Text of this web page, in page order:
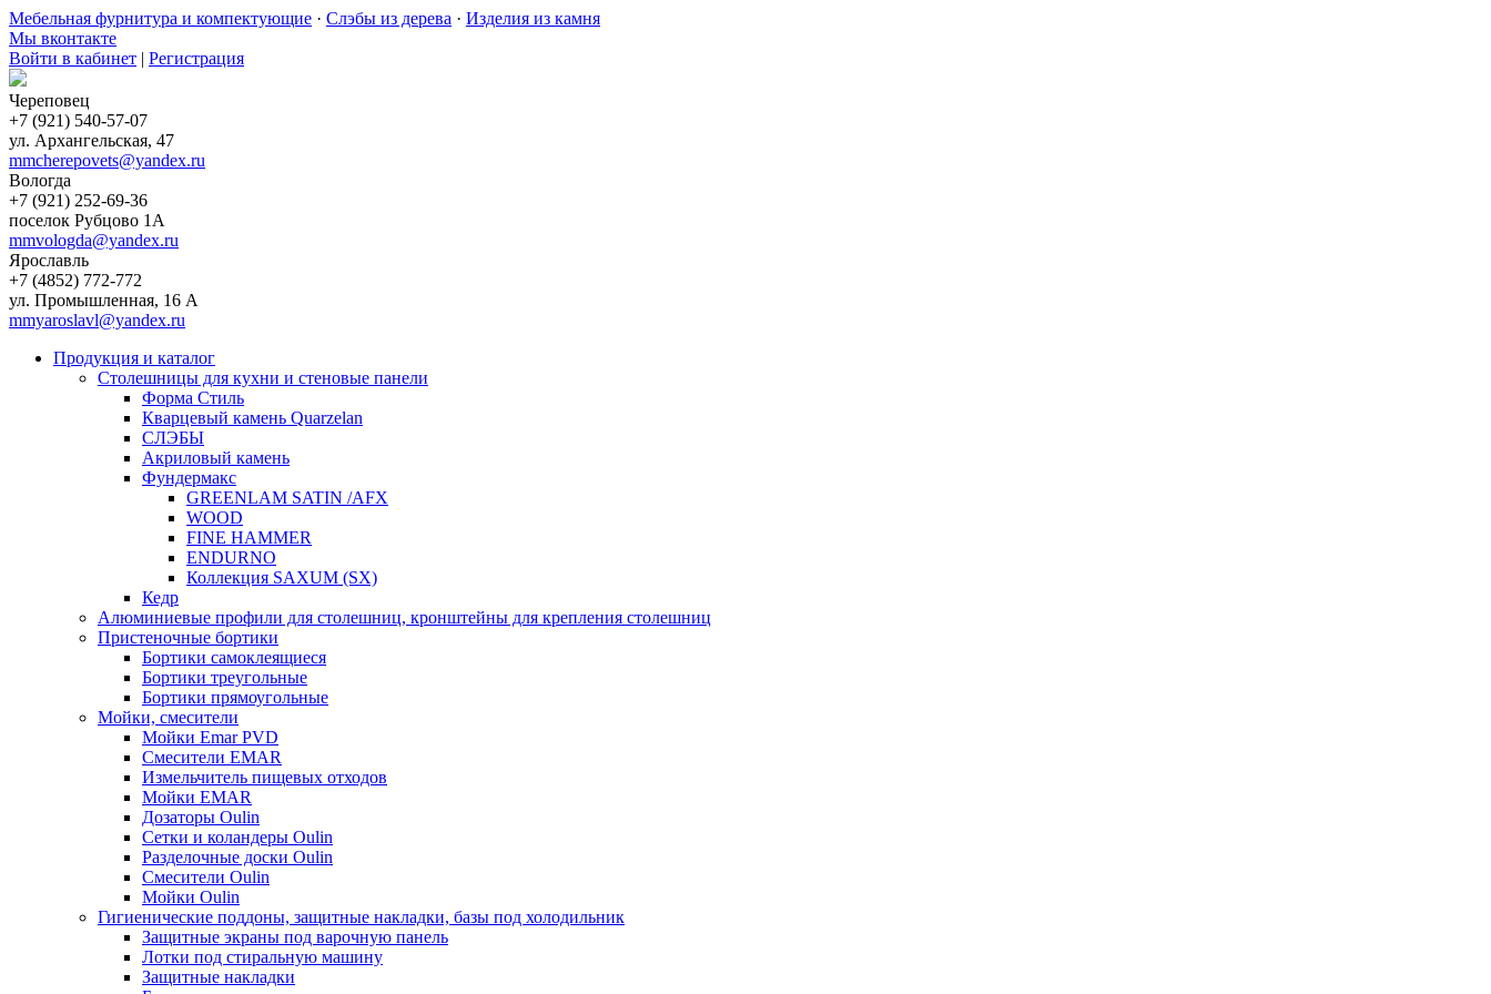
Мебельная фурнитура и компектующие · Слэбы из дерева · Изделия из камня
Мы вконтакте
Войти в кабинет | Регистрация
Череповец
+7 (921) 540-57-07
ул. Архангельская, 47
mmcherepovets@yandex.ru
Вологда
+7 (921) 252-69-36
поселок Рубцово 1А
mmvologda@yandex.ru
Ярославль
+7 (4852) 772-772
ул. Промышленная, 16 А
mmyaroslavl@yandex.ru
Продукция и каталог
Столешницы для кухни и стеновые панели
Форма Стиль
Кварцевый камень Quarzelan
СЛЭБЫ
Акриловый камень
Фундермакс
GREENLAM SATIN /AFX
WOOD
FINE HAMMER
ENDURNO
Коллекция SAXUM (SX)
Кедр
Алюминиевые профили для столешниц, кронштейны для крепления столешниц
Пристеночные бортики
Бортики самоклеящиеся
Бортики треугольные
Бортики прямоугольные
Мойки, смесители
Мойки Emar PVD
Смесители EMAR
Измельчитель пищевых отходов
Мойки EMAR
Дозаторы Oulin
Сетки и коландеры Oulin
Разделочные доски Oulin
Смесители Oulin
Мойки Oulin
Гигиенические поддоны, защитные накладки, базы под холодильник
Защитные экраны под варочную панель
Лотки под стиральную машину
Защитные накладки